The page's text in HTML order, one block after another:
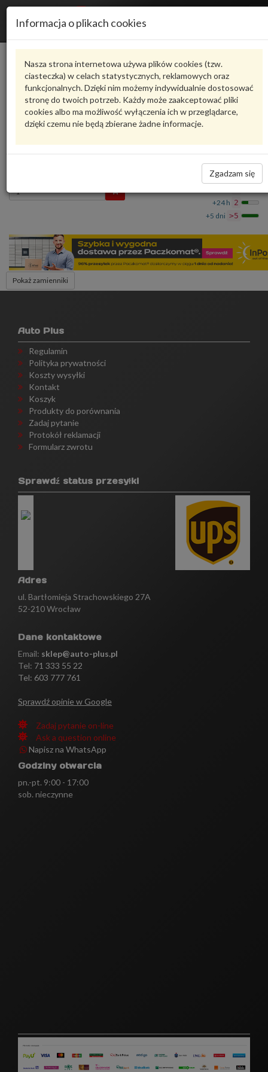
Informacja o plikach cookies
Nasza strona internetowa używa plików cookies (tzw.
ciasteczka) w celach statystycznych, reklamowych oraz
funkcjonalnych. Dzięki nim możemy indywidualnie dostosować
stronę do twoich potrzeb. Każdy może zaakceptować pliki
cookies albo ma możliwość wyłączenia ich w przeglądarce,
dzięki czemu nie będą zbierane żadne informacje.
Zgadzam się
Karta produktu
4M0807067EGRUVAG
VAG - produkt oryginalny VW AUDI SEAT SKODA
Poszycie zderzaka gruntowany 4M0807067EGRU
VAG
ilość
Dostępność
+24 h 2
+5 dni >5
Pokaż zamienniki
Auto Plus
Regulamin
Polityka prywatności
Koszty wysyłki
Kontakt
Koszyk
Produkty do porównania
Zadaj pytanie
Protokół reklamacji
Formularz zwrotu
Sprawdź status przesyłki
Adres
ul. Bartłomieja Strachowskiego 27A
52-210 Wrocław
Dane kontaktowe
Email: sklep@auto-plus.pl
Tel: 71 333 55 22
Tel: 603 777 761
Sprawdź opinie w Google
Zadaj pytanie on-line
Ask a question online
Napisz na WhatsApp
Godziny otwarcia
pn.-pt. 9:00 - 17:00
sob. nieczynne